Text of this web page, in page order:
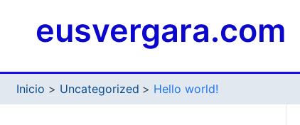
contenidoeusvergara.com
Inicio Uncategorized Hello world!